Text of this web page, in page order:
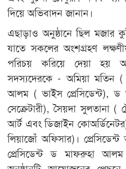
দিয়ে অভিবাদন জানান।
এছাড়াও অনুষ্ঠানে ছিল মজার
যাতে সকলের অংশগ্রহণ
পরিচয় করিয়ে দেয়া হয়
সদস্যদেরকে - অমিয়া মতিন (
আলম ( ভাইস প্রেসিডেন্ট), ড
সেক্রেটারী), সৈয়দা সুলতানা (
আর্ট এবং ডিজাইন
লিয়াজোঁ অফিসার)।
প্রেসিডেন্ট ড মাফরুহা